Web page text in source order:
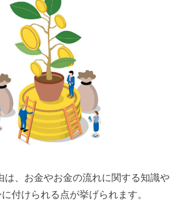
は、お金やお金の流れに関する知識や
付けられる点が挙げられます。